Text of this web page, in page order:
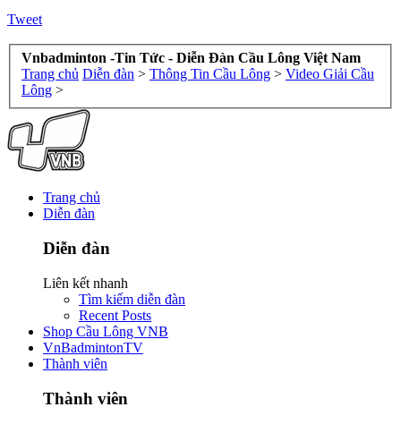
Tweet
Vnbadminton -Tin Tức - Diễn Đàn Cầu Lông Việt Nam
Trang chủ Diễn đàn > Thông Tin Cầu Lông > Video Giải Cầu
Lông >
Trang chủ
Diễn đàn
Diễn đàn
Liên kết nhanh
Tìm kiếm diễn đàn
Recent Posts
Shop Cầu Lông VNB
VnBadmintonTV
Thành viên
Thành viên